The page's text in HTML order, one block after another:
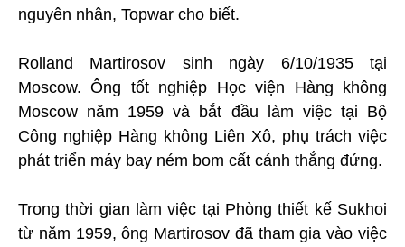
nguyên nhân, Topwar cho biết.
Rolland Martirosov sinh ngày 6/10/1935 tại
Moscow. Ông tốt nghiệp Học viện Hàng không
Moscow năm 1959 và bắt đầu làm việc tại Bộ
Công nghiệp Hàng không Liên Xô, phụ trách việc
phát triển máy bay ném bom cất cánh thẳng đứng.
Trong thời gian làm việc tại Phòng thiết kế Sukhoi
từ năm 1959, ông Martirosov đã tham gia vào việc